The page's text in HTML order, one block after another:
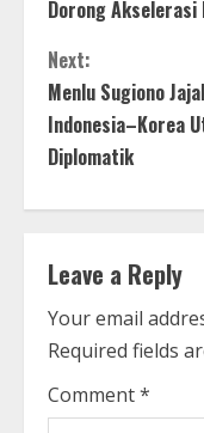
n
t
i
n
u
e
R
e
Dorong Akselerasi
Next:
Menlu Sugiono
Indonesia–Korea
Diplomatik
Leave a Reply
Your email
Required fields
Comment*